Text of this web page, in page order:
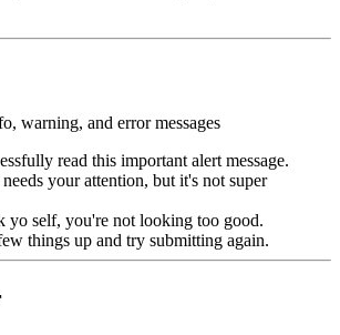
warning, and error messages
read this important alert message.
your attention, but it's not super
yo self, you're not looking too good.
things up and try submitting again.